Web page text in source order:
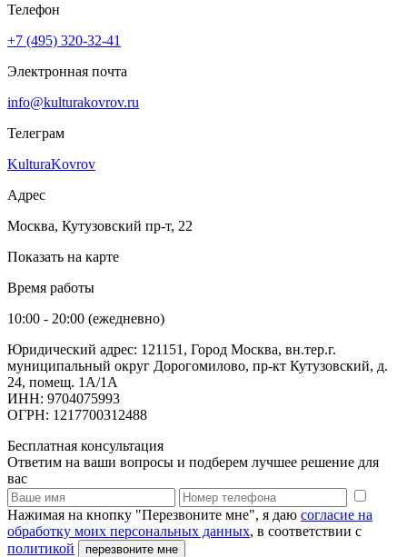
Телефон
+7 (495) 320-32-41
Электронная почта
info@kulturakovrov.ru
Телеграм
KulturaKovrov
Адрес
Москва, Кутузовский пр-т, 22
Показать на карте
Время работы
10:00 - 20:00 (ежедневно)
Юридический адрес: 121151, Город Москва, вн.тер.г.
муниципальный округ Дорогомилово, пр-кт Кутузовский, д.
24, помещ. 1А/1А
ИНН: 9704075993
ОГРН: 1217700312488
Бесплатная консультация
Ответим на ваши вопросы и подберем лучшее решение для
вас
Нажимая на кнопку "Перезвоните мне", я даю согласие на
обработку моих персональных данных, в соответствии с
политикой
перезвоните мне